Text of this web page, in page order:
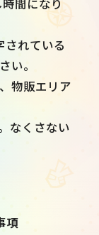
間になり
れている
い。
物販エリア
なくさない
項